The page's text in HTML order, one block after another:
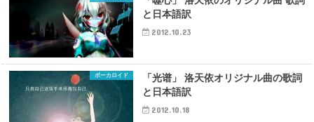
と日本語訳
2012.10.23
ボーカロイド
「光谱」 洛天依オリジナル曲の歌詞
と日本語訳
2012.10.18